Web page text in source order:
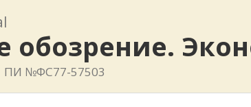
обозрение.
ПИ №ФС77-57503